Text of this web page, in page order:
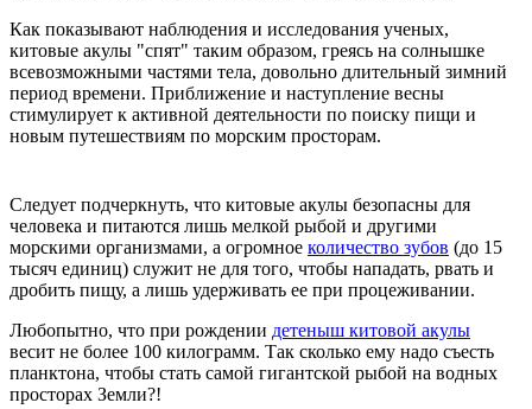
Как показывают наблюдения и исследования ученых,
китовые акулы "спят" таким образом, греясь на солнышке
всевозможными частями тела, довольно длительный зимний
период времени. Приближение и наступление весны
стимулирует к активной деятельности по поиску пищи и
новым путешествиям по морским просторам.
Следует подчеркнуть, что китовые акулы безопасны для
человека и питаются лишь мелкой рыбой и другими
морскими организмами, а огромное количество зубов (до 15
тысяч единиц) служит не для того, чтобы нападать, рвать и
дробить пищу, а лишь удерживать ее при процеживании.
Любопытно, что при рождении детеныш китовой акулы
весит не более 100 килограмм. Так сколько ему надо съесть
планктона, чтобы стать самой гигантской рыбой на водных
просторах Земли?!